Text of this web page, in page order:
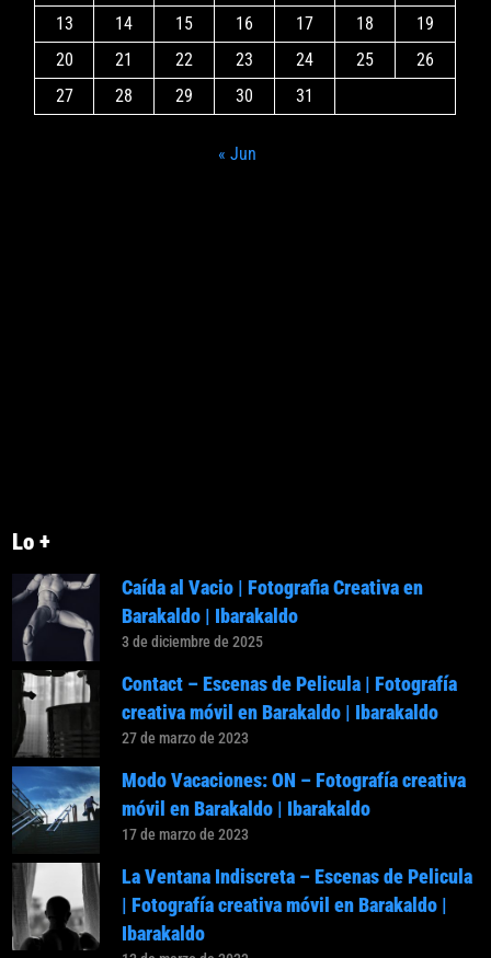
13
14 15 16 17 18
19
20
21 22 23 24 25
26
27
28 29 30 31
« Jun
Lo +
Caída al Vacio | Fotografia Creativa en
Barakaldo | Ibarakaldo
3 de diciembre de 2025
Contact – Escenas de Pelicula | Fotografía
creativa móvil en Barakaldo | Ibarakaldo
27 de marzo de 2023
Modo Vacaciones: ON – Fotografía creativa
móvil en Barakaldo | Ibarakaldo
17 de marzo de 2023
La Ventana Indiscreta – Escenas de Pelicula
| Fotografía creativa móvil en Barakaldo |
Ibarakaldo